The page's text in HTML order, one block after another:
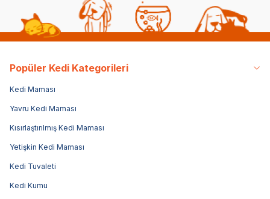
Popüler Kedi Kategorileri
Kedi Maması
Yavru Kedi Maması
Kısırlaştırılmış Kedi Maması
Yetişkin Kedi Maması
Kedi Tuvaleti
Kedi Kumu